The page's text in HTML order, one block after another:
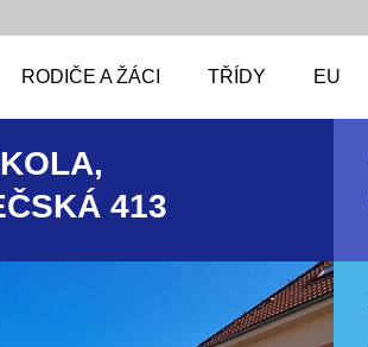
RODIČE A ŽÁCI TŘÍDY EU
413